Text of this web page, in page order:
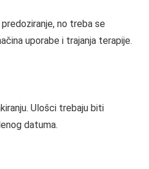
no treba se
uporabe i trajanja terapije.
Ulošci trebaju biti
datuma.